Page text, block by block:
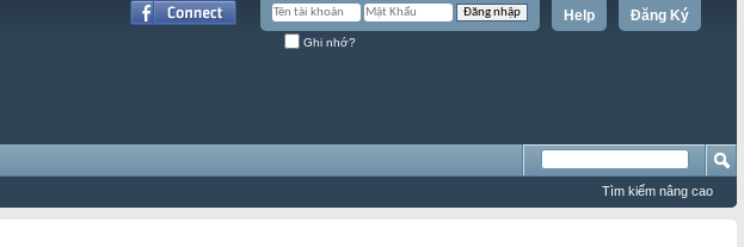
Đăng Ký
Help
Ghi nhớ?
Tìm kiếm nâng cao